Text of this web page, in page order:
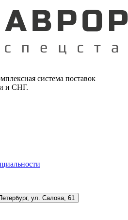
система поставок
и СНГ.
ул. Салова, 61